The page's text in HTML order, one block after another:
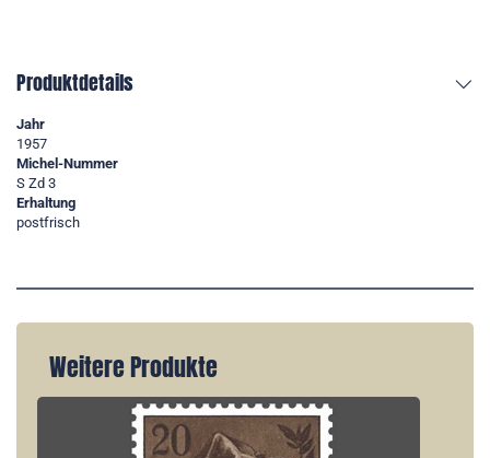
Produktdetails
Jahr
1957
Michel-Nummer
S Zd 3
Erhaltung
postfrisch
Weitere Produkte